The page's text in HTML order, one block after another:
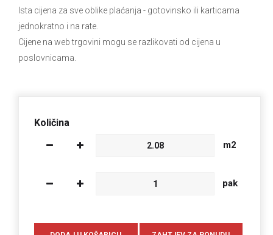
Ista cijena za sve oblike plaćanja - gotovinsko ili karticama
jednokratno i na rate.
Cijene na web trgovini mogu se razlikovati od cijena u
poslovnicama.
Količina
m2
pak